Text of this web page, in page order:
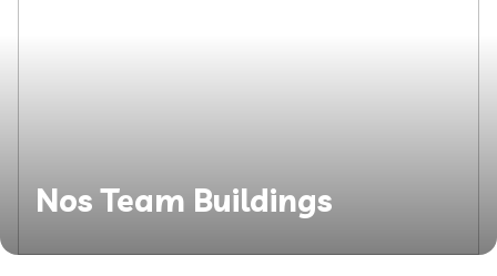
Nos Team Buildings